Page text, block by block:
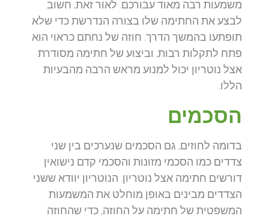
משמעות רבה מאוד עבורכם. לאור זאת, חשוב
לבצע את החתימה שלו בצורה הנדרשת כדי שלא
תופתעו בהמשך הדרך. חוזה של נחתם כראוי הוא
פתח לתקלות רבות, וביצוע של חתימה מסודרת
אצל נוטריון יכול למנוע מראש הרבה מהבעיות
הללו.
הסכמים
בדומה לחוזים, גם הסכמים שנערכים בין שני
צדדים כמו הסכמי מזונות והסכמי קדם נישואין
דורשים חתימה אצל נוטריון. הנוטריון יוודא ששני
הצדדים מבינים באופן מוחלט את המשמעות
המשפטית של חתימה על החוזה, כדי שהחוזה